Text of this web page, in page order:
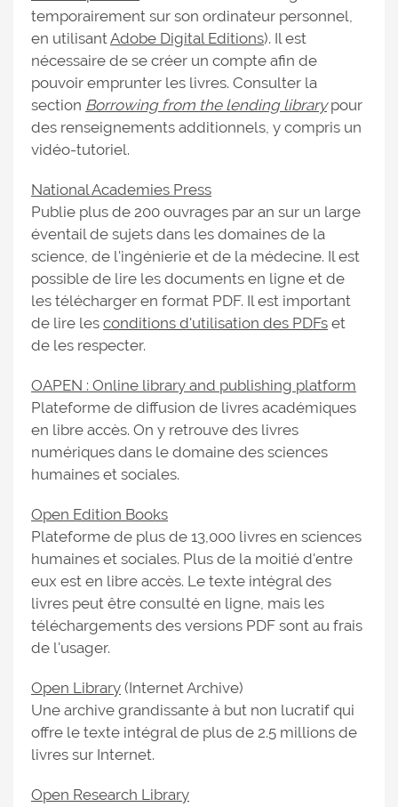
temporairement sur son ordinateur personnel,
en utilisantAdobe Digital Editions). Il est
nécessaire de se créer un compte afin de
pouvoir emprunter les livres. Consulter la
section Borrowing from the lending librarypour
des renseignements additionnels, y compris un
vidéo-tutoriel.
National Academies Press
Publie plus de 200 ouvrages par an sur un large
éventail de sujets dans les domaines de la
science, de l'ingénierie et de la médecine. Il est
possible de lire les documents en ligne et de
les télécharger en format PDF. Il est important
de lire les conditions d'utilisation des PDFs et
de les respecter.
OAPEN : Online library and publishing platform
Plateforme de diffusion de livres académiques
en libre accès. On y retrouve des livres
numériques dans le domaine des sciences
humaines et sociales.
Open Edition Books
Plateforme de plus de 13,000 livres en sciences
humaines et sociales. Plus de la moitié d'entre
eux est en libre accès. Le texte intégral des
livres peut être consulté en ligne, mais les
téléchargements des versions PDF sont au frais
de l'usager.
Open Library (Internet Archive)
Une archive grandissante à but non lucratif qui
offre le texte intégral de plus de 2.5 millions de
livres sur Internet.
Open Research Library